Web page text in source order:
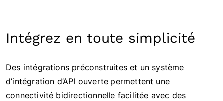
Intégrez en toute simplicité
Des intégrations préconstruites et un système
d’intégration d’API ouverte permettent une
connectivité bidirectionnelle facilitée avec des